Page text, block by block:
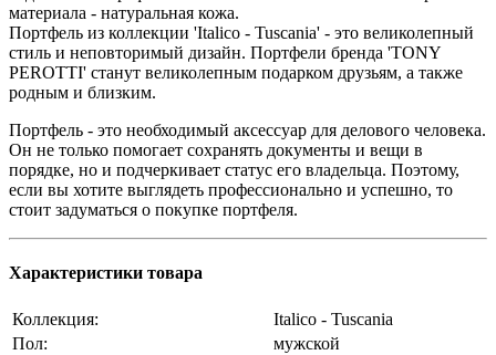
материала - натуральная кожа.
Портфель из коллекции 'Italico - Tuscania' - это великолепный
стиль и неповторимый дизайн. Портфели бренда 'TONY
PEROTTI' станут великолепным подарком друзьям, а также
родным и близким.
Портфель - это необходимый аксессуар для делового человека.
Он не только помогает сохранять документы и вещи в
порядке, но и подчеркивает статус его владельца. Поэтому,
если вы хотите выглядеть профессионально и успешно, то
стоит задуматься о покупке портфеля.
Характеристики товара
Коллекция:
Italico - Tuscania
Пол:
мужской